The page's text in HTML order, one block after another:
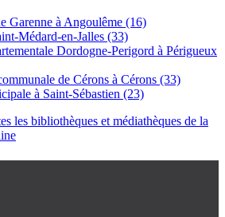
Garenne à Angoulême (16)
Médard-en-Jalles (33)
Dordogne-Perigord à Périgueux
de Cérons à Cérons (33)
à Saint-Sébastien (23)
les bibliothèques et médiathèques de la